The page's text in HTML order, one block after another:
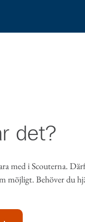
det?
med i Scouterna.
möjligt. Behöver du